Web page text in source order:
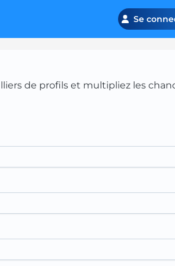
Se
de profils et multipliez les